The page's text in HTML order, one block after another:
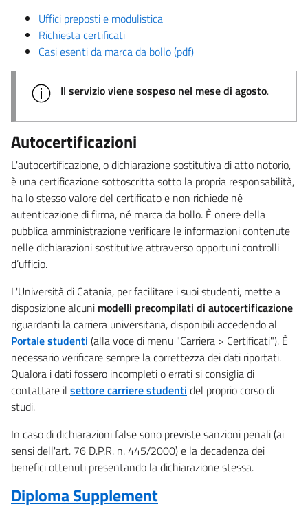
Uffici preposti e modulistica
Richiesta certificati
Casi esenti da marca da bollo (pdf)
Il servizio viene sospeso nel mese di agosto.
Autocertificazioni
L'autocertificazione, o dichiarazione sostitutiva di atto notorio,
è una certificazione sottoscritta sotto la propria responsabilità,
ha lo stesso valore del certificato e non richiede né
autenticazione di firma, né marca da bollo. È onere della
pubblica amministrazione verificare le informazioni contenute
nelle dichiarazioni sostitutive attraverso opportuni controlli
d’ufficio.
L'Università di Catania, per facilitare i suoi studenti, mette a
disposizione alcuni modelli precompilati di autocertificazione
riguardanti la carriera universitaria, disponibili accedendo al
Portale studenti (alla voce di menu "Carriera > Certificati"). È
necessario verificare sempre la correttezza dei dati riportati.
Qualora i dati fossero incompleti o errati si consiglia di
contattare il settore carriere studenti del proprio corso di
studi.
In caso di dichiarazioni false sono previste sanzioni penali (ai
sensi dell'art. 76 D.P.R. n. 445/2000) e la decadenza dei
benefici ottenuti presentando la dichiarazione stessa.
Diploma Supplement